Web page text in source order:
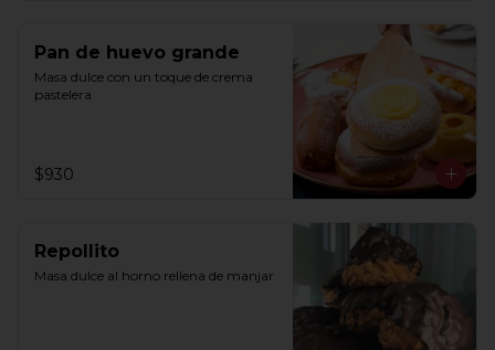
Pan de huevo grande
Masa dulce con un toque de crema
pastelera
$930
Repollito
Masa dulce al horno rellena de manjar